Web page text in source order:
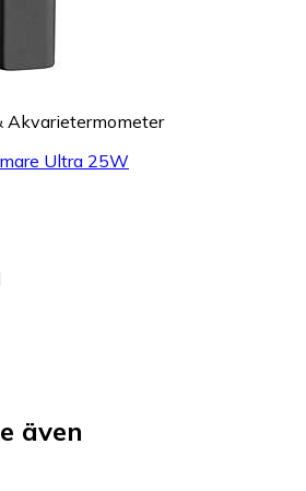
Akvarietermometer
Ultra 25W
även